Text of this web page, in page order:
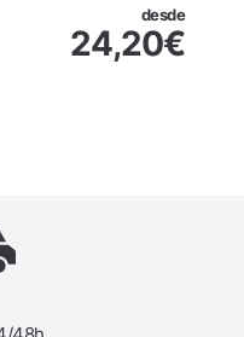
desde
24,20€